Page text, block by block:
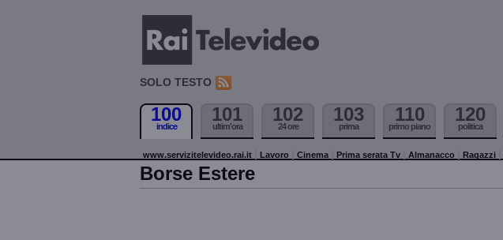
SOLO TESTO
100
indice
101
ultim'ora
102
24 ore
103
prima
110
primo piano
120
politica
www.servizitelevideo.rai.it Lavoro Cinema Prima serata Tv Almanacco Ragazzi
Borse Estere